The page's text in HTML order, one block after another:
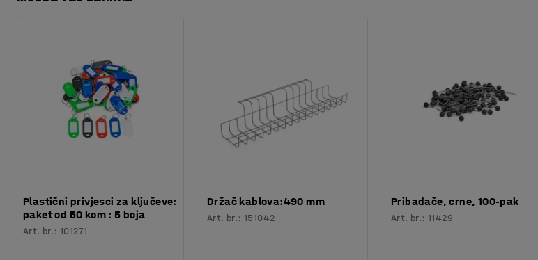
Specifikacija materijala
EN 1307
Plastični privjesci za ključeve:
paket od 50 kom : 5 boja
Art. br.:101271
Držač kablova:490 mm
Art. br.:151042
Pribadače, crne, 100-pak
Art. br.:11429